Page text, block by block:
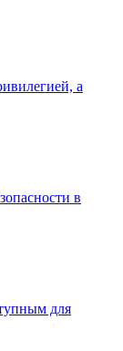
а
в
для